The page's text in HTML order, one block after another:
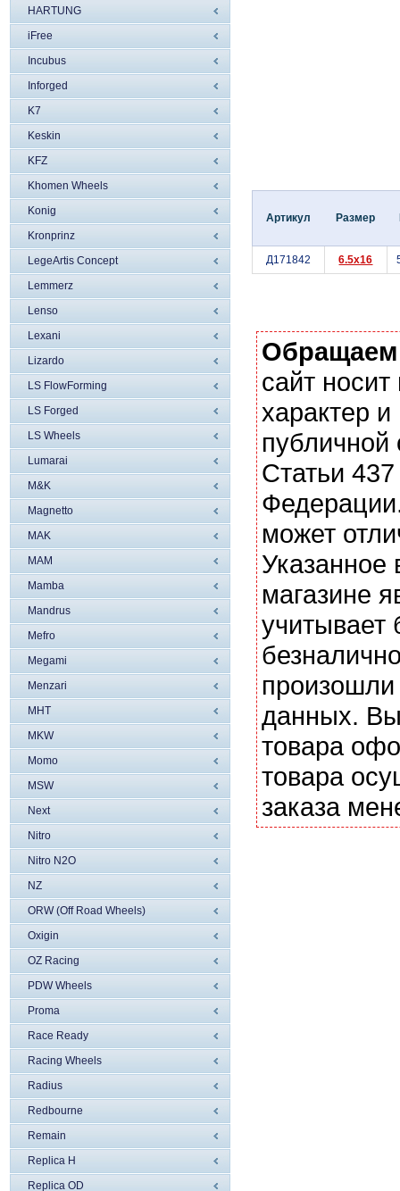
HARTUNG
iFree
Incubus
Inforged
K7
Keskin
KFZ
Khomen Wheels
Konig
Kronprinz
LegeArtis Concept
Lemmerz
Lenso
Lexani
Lizardo
LS FlowForming
LS Forged
LS Wheels
Lumarai
M&K
Magnetto
MAK
MAM
Mamba
Mandrus
Mefro
Megami
Menzari
MHT
MKW
Momo
MSW
Next
Nitro
Nitro N2O
NZ
ORW (Off Road Wheels)
Oxigin
OZ Racing
PDW Wheels
Proma
Race Ready
Racing Wheels
Radius
Redbourne
Remain
Replica H
Replica OD
Артикул Размер
Д171842 6.5x16
сайт
характер
Статьи
может
магазине
учитывает
данных. Вы
товара
товара
заказа